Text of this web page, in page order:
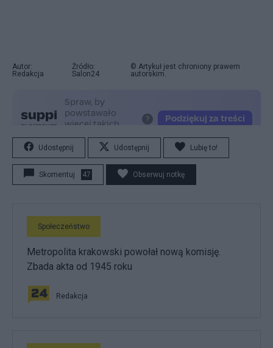
Autor:
Redakcja
Źródło:
Salon24
© Artykuł jest chroniony prawem
autorskim.
Udostępnij Udostępnij Lubię to!
Skomentuj 47 Obserwuj notkę
Społeczeństwo
Metropolita krakowski powołał nową komisję.
Zbada akta od 1945 roku
Redakcja